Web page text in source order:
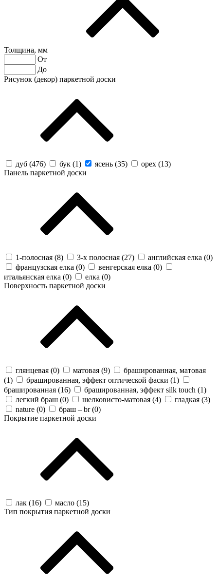
Толщина, мм
От
До
Рисунок (декор) паркетной доски
дуб (476) бук (1) ясень (35) орех (13)
Панель паркетной доски
1-полосная (8) 3-х полосная (27) английская елка (0)
французская елка (0) венгерская елка (0)
итальянская елка (0) елка (0)
Поверхность паркетной доски
глянцевая (0) матовая (9)
брашированная, матовая
(1) брашированная, эффект оптической фаски (1)
брашированная (16) брашированная, эффект silk touch (1)
легкий браш (0) шелковисто-матовая (4) гладкая (3)
nature (0) браш – br (0)
Покрытие паркетной доски
лак (16) масло (15)
Тип покрытия паркетной доски